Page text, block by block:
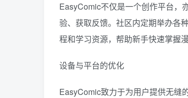
EasyComic不仅是一个创作平台，
验、获取反馈。社区内定期举办各
程和学习资源，帮助新手快速掌握
设备与平台的优化
EasyComic致力于为用户提供无缝